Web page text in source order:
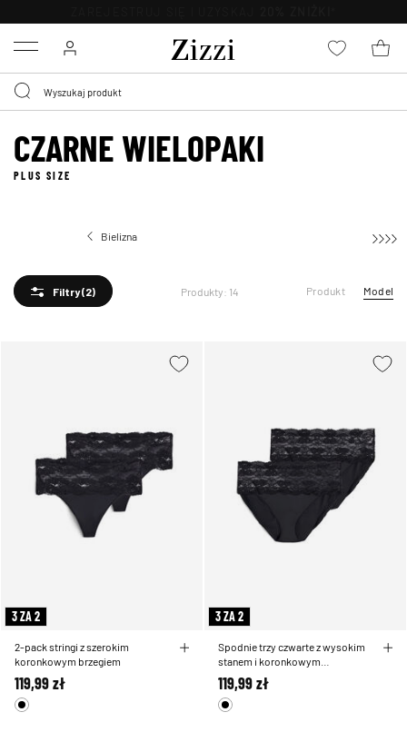
Menu
CZARNE WIELOPAKI
PLUS SIZE
Bielizna
Filtry(2) Produkty: 14 Produkt Model
3 ZA 2
2-pack stringi z szerokim
koronkowym brzegiem
119,99 zł
3 ZA 2
Spodnie trzy czwarte z wysokim
stanem i koronkowym
wykonczeniem w 2-pack
119,99 zł